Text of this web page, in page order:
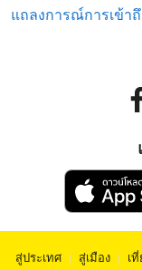
แถลงการณ์การเข้าถึ
สู่ประเทศ | สู่เมือง | เ